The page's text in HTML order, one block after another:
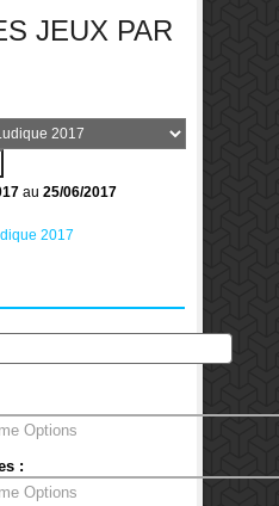
JEUX PAR
au 25/06/2017
2017
: